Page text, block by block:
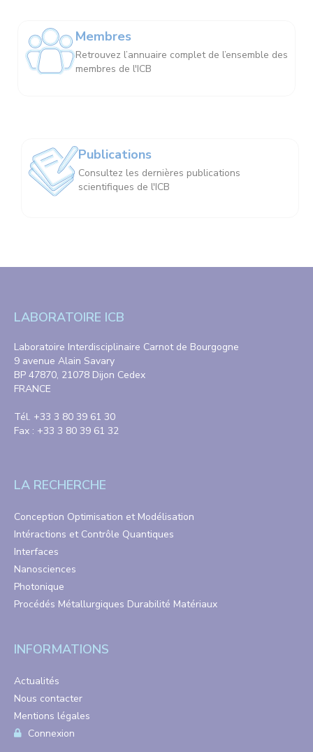
Membres
Retrouvez l’annuaire complet de l’ensemble des
membres de l'ICB
Publications
Consultez les dernières publications
scientifiques de l'ICB
LABORATOIRE ICB
Laboratoire Interdisciplinaire Carnot de Bourgogne
9 avenue Alain Savary
BP 47870, 21078 Dijon Cedex
FRANCE
Tél. +33 3 80 39 61 30
Fax : +33 3 80 39 61 32
LA RECHERCHE
Conception Optimisation et Modélisation
Intéractions et Contrôle Quantiques
Interfaces
Nanosciences
Photonique
Procédés Métallurgiques Durabilité Matériaux
INFORMATIONS
Actualités
Nous contacter
Mentions légales
Connexion